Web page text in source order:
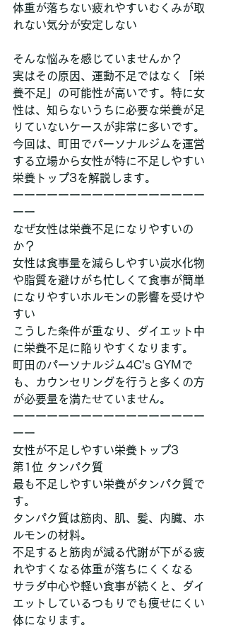
体重が落ちない疲れやすいむくみが取
れない気分が安定しない
そんな悩みを感じていませんか？
実はその原因、運動不足ではなく「栄
養不足」の可能性が高いです。特に女
性は、知らないうちに必要な栄養が足
りていないケースが非常に多いです。
今回は、町田でパーソナルジムを運営
する立場から女性が特に不足しやすい
栄養トップ3を解説します。
ーーーーーーーーーーーーーーーーー
ーー
なぜ女性は栄養不足になりやすいの
か？
女性は食事量を減らしやすい炭水化物
や脂質を避けがち忙しくて食事が簡単
になりやすいホルモンの影響を受けや
すい
こうした条件が重なり、ダイエット中
に栄養不足に陥りやすくなります。
町田のパーソナルジム4C's GYMで
も、カウンセリングを行うと多くの方
が必要量を満たせていません。
ーーーーーーーーーーーーーーーーー
ーー
女性が不足しやすい栄養トップ3
第1位 タンパク質
最も不足しやすい栄養がタンパク質で
す。
タンパク質は筋肉、肌、髪、内臓、ホ
ルモンの材料。
不足すると筋肉が減る代謝が下がる疲
れやすくなる体重が落ちにくくなる
サラダ中心や軽い食事が続くと、ダイ
エットしているつもりでも痩せにくい
体になります。